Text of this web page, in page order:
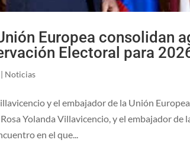
Europea consolidan
Electoral para
Noticias
y el embajador de la Unión
Yolanda Villavicencio, y el embajador
en el que...